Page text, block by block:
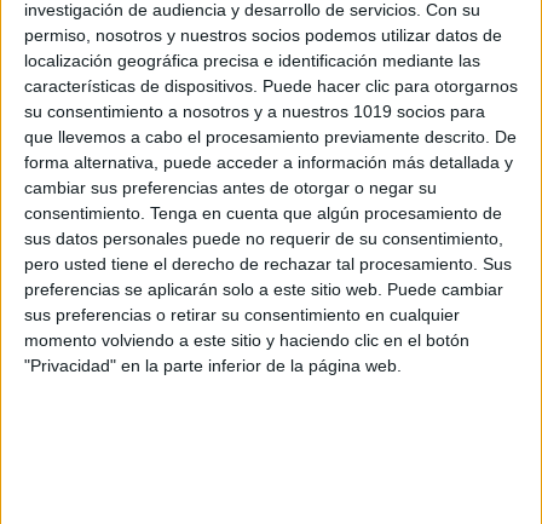
investigación de audiencia y desarrollo de servicios. Con su
permiso, nosotros y nuestros socios podemos utilizar datos de
localización geográfica precisa e identificación mediante las
características de dispositivos. Puede hacer clic para otorgarnos
su consentimiento a nosotros y a nuestros 1019 socios para
que llevemos a cabo el procesamiento previamente descrito. De
forma alternativa, puede acceder a información más detallada y
cambiar sus preferencias antes de otorgar o negar su
consentimiento. Tenga en cuenta que algún procesamiento de
sus datos personales puede no requerir de su consentimiento,
pero usted tiene el derecho de rechazar tal procesamiento. Sus
preferencias se aplicarán solo a este sitio web. Puede cambiar
sus preferencias o retirar su consentimiento en cualquier
momento volviendo a este sitio y haciendo clic en el botón
"Privacidad" en la parte inferior de la página web.
ENLACE AL GRUPO
DESCARGA MÁS ABAJO EL
RECURSO EN PDF